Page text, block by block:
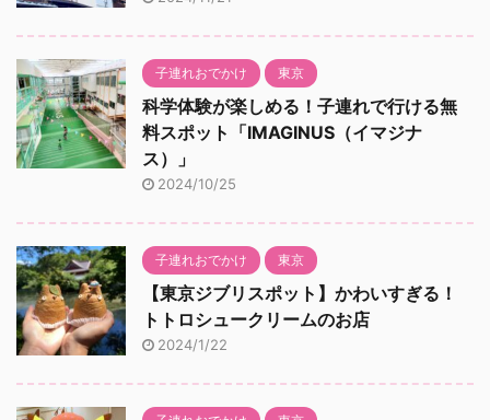
子連れおでかけ 東京
科学体験が楽しめる！子連れで行ける無
料スポット「IMAGINUS（イマジナ
ス）」
2024/10/25
子連れおでかけ 東京
【東京ジブリスポット】かわいすぎる！
トトロシュークリームのお店
2024/1/22